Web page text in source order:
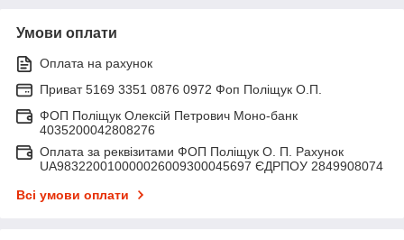
Умови оплати
Оплата на рахунок
Приват 5169 3351 0876 0972 Фоп Поліщук О.П.
ФОП Поліщук Олексій Петрович Моно-банк
4035200042808276
Оплата за реквізитами ФОП Поліщук О. П. Рахунок
UA983220010000026009300045697 ЄДРПОУ 2849908074
Всі умови оплати